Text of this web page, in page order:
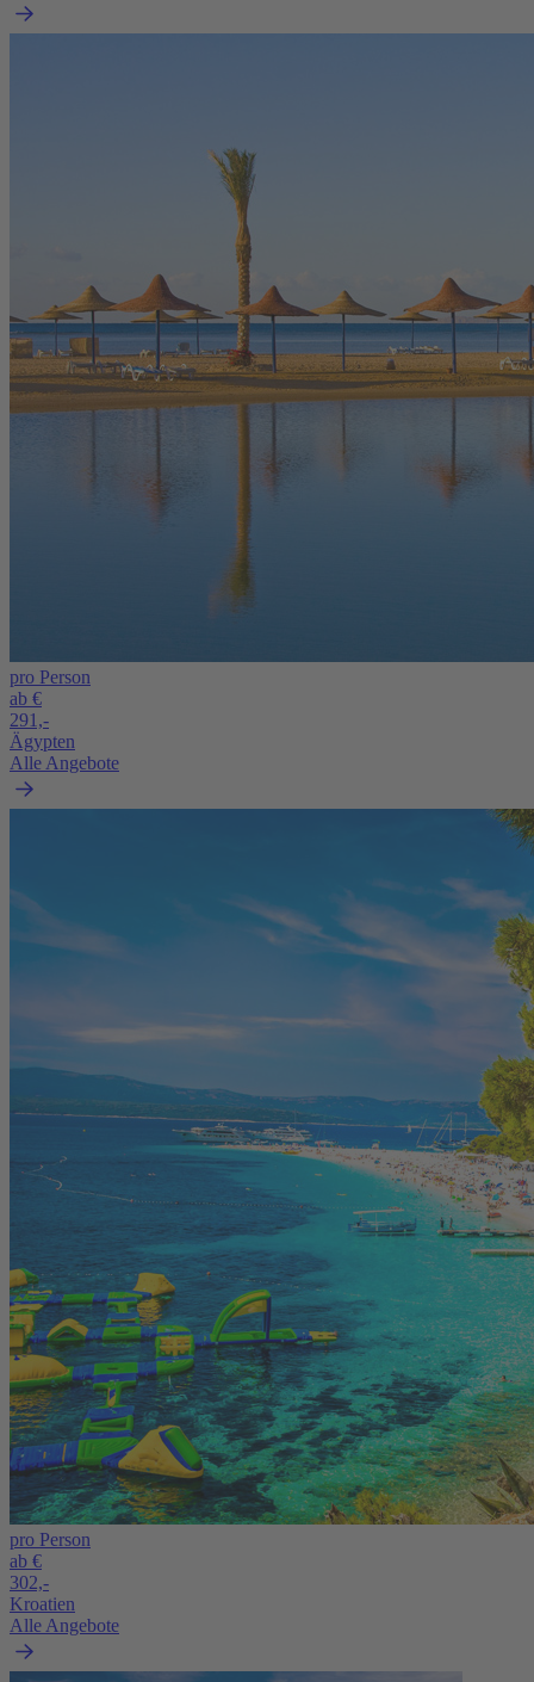
pro Person
ab €
291,-
Ägypten
Alle Angebote
pro Person
ab €
302,-
Kroatien
Alle Angebote